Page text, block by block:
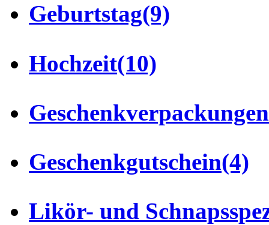
Geburtstag(9)
Hochzeit(10)
Geschenkverpackungen
Geschenkgutschein(4)
Likör- und